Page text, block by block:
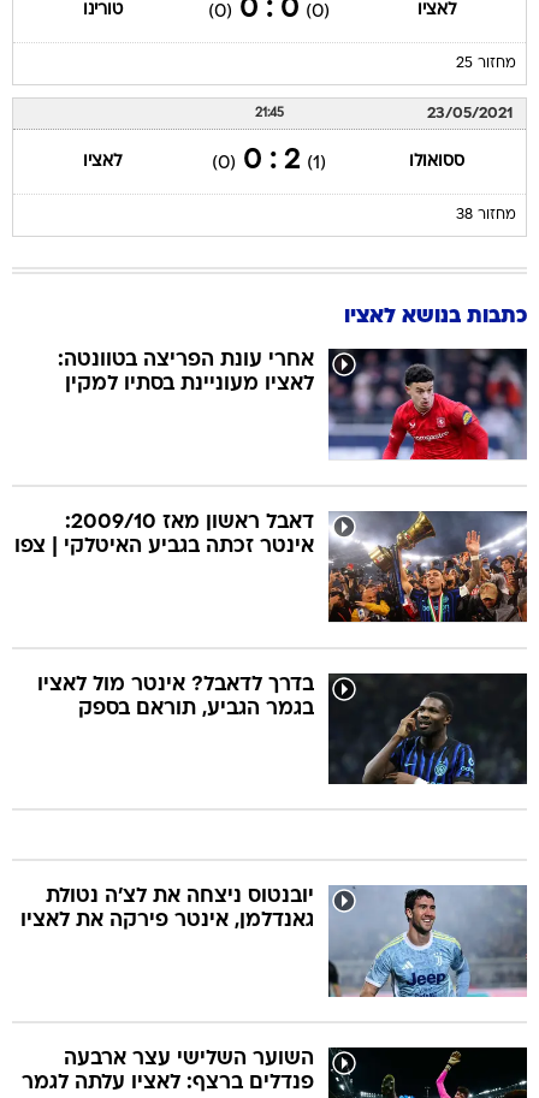
לאציו (0)
0 : 0
(0) טורינו
מחזור 25
23/05/2021
21:45
ססואולו (1)
2 : 0
(0) לאציו
מחזור 38
כתבות בנושא לאציו
אחרי עונת הפריצה בטוונטה:
לאציו מעוניינת בסתיו למקין
דאבל ראשון מאז 2009/10:
אינטר זכתה בגביע האיטלקי | צפו
בדרך לדאבל? אינטר מול לאציו
בגמר הגביע, תוראם בספק
יובנטוס ניצחה את לצ'ה נטולת
גאנדלמן, אינטר פירקה את לאציו
השוער השלישי עצר ארבעה
פנדלים ברצף: לאציו עלתה לגמר